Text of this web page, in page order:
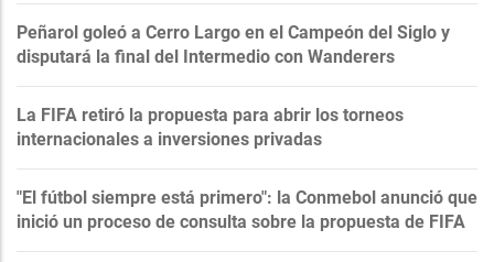
Peñarol goleó a Cerro Largo en el Campeón del Siglo y
disputará la final del Intermedio con Wanderers
La FIFA retiró la propuesta para abrir los torneos
internacionales a inversiones privadas
"El fútbol siempre está primero": la Conmebol anunció que
inició un proceso de consulta sobre la propuesta de FIFA